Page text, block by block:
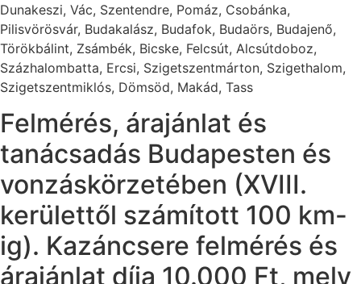
Dunakeszi, Vác, Szentendre, Pomáz, Csobánka,
Pilisvörösvár, Budakalász, Budafok, Budaörs, Budajenő,
Törökbálint, Zsámbék, Bicske, Felcsút, Alcsútdoboz,
Százhalombatta, Ercsi, Szigetszentmárton, Szigethalom,
Szigetszentmiklós, Dömsöd, Makád, Tass
Felmérés, árajánlat és
tanácsadás Budapesten és
vonzáskörzetében (XVIII.
kerülettől számított 100 km-
ig). Kazáncsere felmérés és
árajánlat díja 10.000 Ft, mely